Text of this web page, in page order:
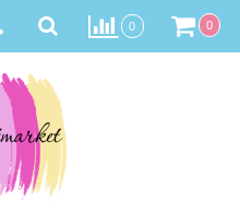
0 0